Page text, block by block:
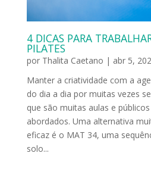
4 DICAS PARA
PILATES
por Thalita Caetano | abr 5,
Manter a criatividade com a
do dia a dia por muitas vezes
que são muitas aulas e
abordados. Uma alternativa
eficaz é o MAT 34, uma
solo...